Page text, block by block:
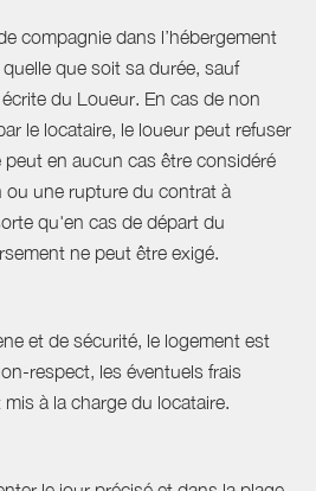
compagnie dans l’hébergement
que soit sa durée, sauf
du Loueur. En cas de non
le locataire, le loueur peut refuser
peut en aucun cas être considéré
ou une rupture du contrat à
qu'en cas de départ du
ne peut être exigé.
et de sécurité, le logement est
respect, les éventuels frais
à la charge du locataire.